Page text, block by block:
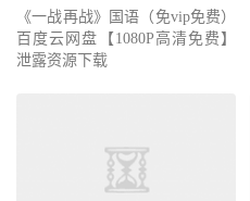
《一战再战》国语（免vip免费）
百度云网盘【1080P高清免费】
泄露资源下载